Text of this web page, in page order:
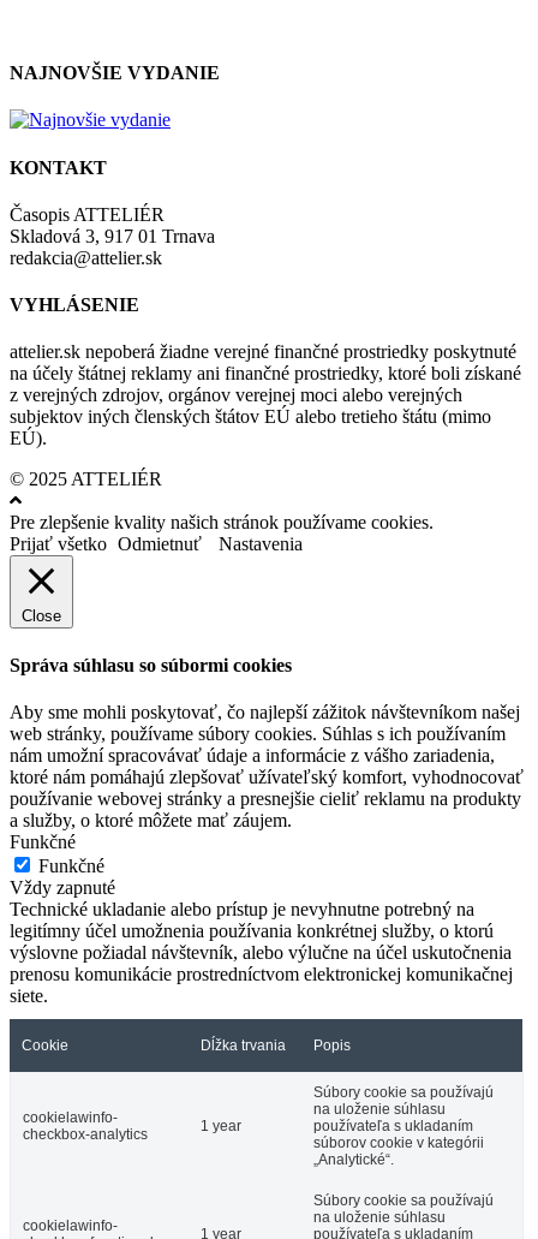
NAJNOVŠIE VYDANIE
KONTAKT
Časopis ATTELIÉR
Skladová 3, 917 01 Trnava
redakcia@attelier.sk
VYHLÁSENIE
attelier.sk nepoberá žiadne verejné finančné prostriedky poskytnuté
na účely štátnej reklamy ani finančné prostriedky, ktoré boli získané
z verejných zdrojov, orgánov verejnej moci alebo verejných
subjektov iných členských štátov EÚ alebo tretieho štátu (mimo
EÚ).
© 2025 ATTELIÉR
Pre zlepšenie kvality našich stránok používame cookies.
Prijať všetko Odmietnuť Nastavenia
Close
Správa súhlasu so súbormi cookies
Aby sme mohli poskytovať, čo najlepší zážitok návštevníkom našej
web stránky, používame súbory cookies. Súhlas s ich používaním
nám umožní spracovávať údaje a informácie z vášho zariadenia,
ktoré nám pomáhajú zlepšovať užívateľský komfort, vyhodnocovať
používanie webovej stránky a presnejšie cieliť reklamu na produkty
a služby, o ktoré môžete mať záujem.
Funkčné
Funkčné
Vždy zapnuté
Technické ukladanie alebo prístup je nevyhnutne potrebný na
legitímny účel umožnenia používania konkrétnej služby, o ktorú
výslovne požiadal návštevník, alebo výlučne na účel uskutočnenia
prenosu komunikácie prostredníctvom elektronickej komunikačnej
siete.
Cookie Dĺžka trvania Popis
cookielawinfo-
checkbox-analytics
1 year
Súbory cookie sa používajú
na uloženie súhlasu
používateľa s ukladaním
súborov cookie v kategórii
„Analytické“.
cookielawinfo-
1 year
Súbory cookie sa používajú
na uloženie súhlasu
používateľa s ukladaním